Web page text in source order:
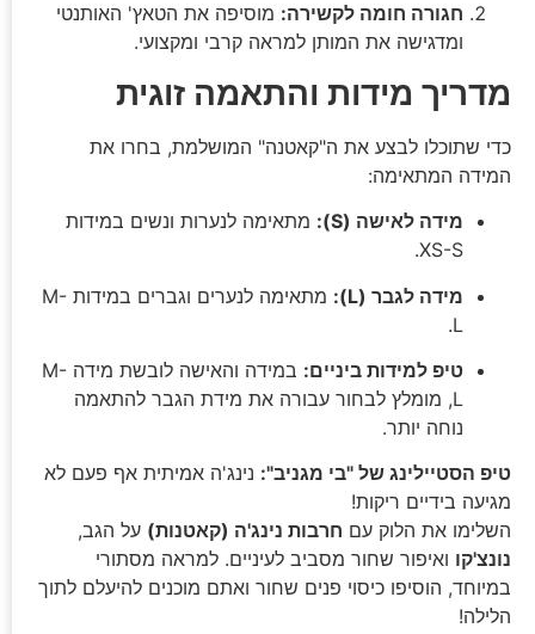
חגורה חומה לקשירה: מוסיפה את הטאץ' האותנטי
ומדגישה את המותן למראה קרבי ומקצועי.
מדריך מידות והתאמה זוגית
כדי שתוכלו לבצע את ה"קאטנה" המושלמת, בחרו את
המידה המתאימה:
מידה לאישה (S):
מתאימה לנערות ונשים במידות
XS-S.
מידה לגבר (L):
מתאימה לנערים וגברים במידות M-
L.
טיפ למידות ביניים:
במידה והאישה לובשת מידה M-
L, מומלץ לבחור עבורה את מידת הגבר להתאמה
נוחה יותר.
טיפ הסטיילינג של "בי מגניב": נינג'ה אמיתית אף פעם לא
מגיעה בידיים ריקות!
השלימו את הלוק עם חרבות נינג'ה (קאטנות) על הגב,
נונצ'קו ואיפור שחור מסביב לעיניים. למראה מסתורי
במיוחד, הוסיפו כיסוי פנים שחור ואתם מוכנים להיעלם לתוך
הלילה!